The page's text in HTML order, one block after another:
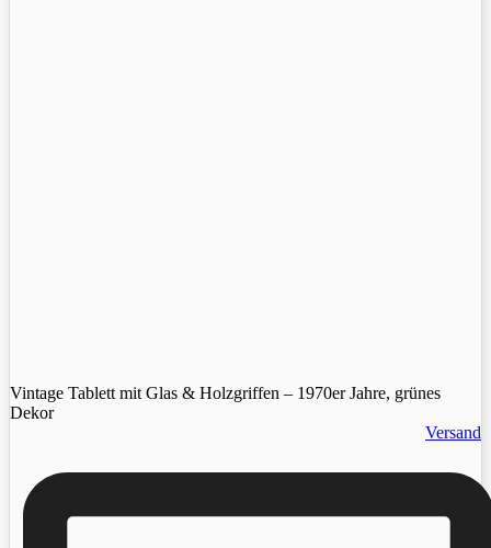
Vintage Tablett mit Glas & Holzgriffen – 1970er Jahre, grünes
Dekor
Versand